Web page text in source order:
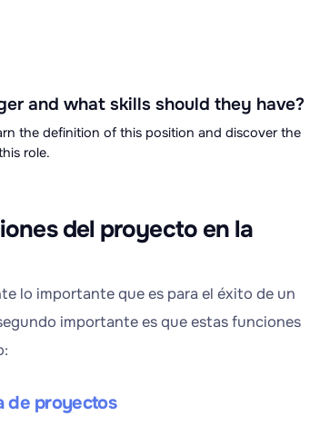
and what skills should they have?
the definition of this position and discover the
role.
del proyecto en la
lo importante que es para el éxito de un
importante es que estas funciones
de proyectos